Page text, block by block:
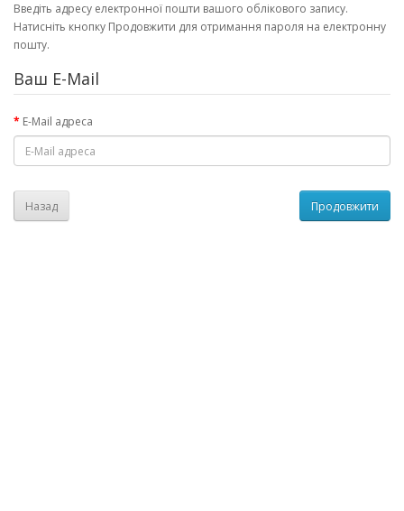
Введіть адресу електронної пошти вашого облікового запису.
Натисніть кнопку Продовжити для отримання пароля на електронну
пошту.
Ваш E-Mail
E-Mail адреса
Назад